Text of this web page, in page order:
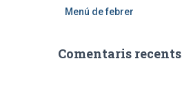
Menú de febrer
Comentaris recents